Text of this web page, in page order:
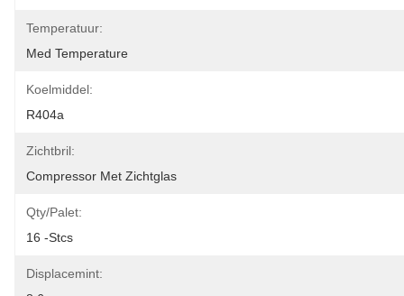
Temperatuur:
Med Temperature
Koelmiddel:
R404a
Zichtbril:
Compressor Met Zichtglas
Qty/palet:
16 -stcs
Displacemint: